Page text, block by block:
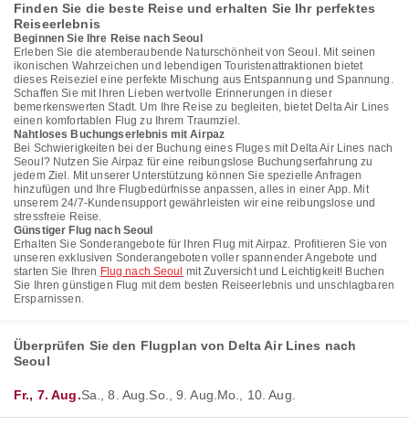
Finden Sie die beste Reise und erhalten Sie Ihr perfektes
Reiseerlebnis
Beginnen Sie Ihre Reise nach Seoul
Erleben Sie die atemberaubende Naturschönheit von Seoul. Mit seinen
ikonischen Wahrzeichen und lebendigen Touristenattraktionen bietet
dieses Reiseziel eine perfekte Mischung aus Entspannung und Spannung.
Schaffen Sie mit Ihren Lieben wertvolle Erinnerungen in dieser
bemerkenswerten Stadt. Um Ihre Reise zu begleiten, bietet Delta Air Lines
einen komfortablen Flug zu Ihrem Traumziel.
Nahtloses Buchungserlebnis mit Airpaz
Bei Schwierigkeiten bei der Buchung eines Fluges mit Delta Air Lines nach
Seoul? Nutzen Sie Airpaz für eine reibungslose Buchungserfahrung zu
jedem Ziel. Mit unserer Unterstützung können Sie spezielle Anfragen
hinzufügen und Ihre Flugbedürfnisse anpassen, alles in einer App. Mit
unserem 24/7-Kundensupport gewährleisten wir eine reibungslose und
stressfreie Reise.
Günstiger Flug nach Seoul
Erhalten Sie Sonderangebote für Ihren Flug mit Airpaz. Profitieren Sie von
unseren exklusiven Sonderangeboten voller spannender Angebote und
starten Sie Ihren Flug nach Seoul mit Zuversicht und Leichtigkeit! Buchen
Sie Ihren günstigen Flug mit dem besten Reiseerlebnis und unschlagbaren
Ersparnissen.
Überprüfen Sie den Flugplan von Delta Air Lines nach
Seoul
Fr., 7. Aug.Sa., 8. Aug. So., 9. Aug. Mo., 10. Aug.